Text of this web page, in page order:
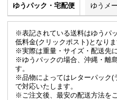
ゆうパック・宅配便 ゆうメ
※表記されている送料はゆうパ
低料金(クリックポスト)となりま
※実際は重量・サイズ・配送先
※ゆうパックの場合、沖縄・離
す。
※品物によってはレターパック(
で対応いたします。
※ご注文後、最安の配送方法を